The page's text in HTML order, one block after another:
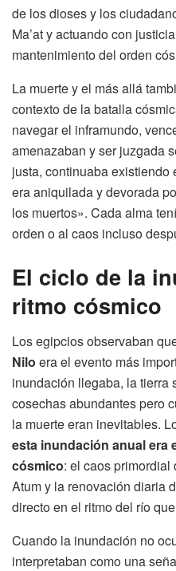
de los dioses y los
Ma’at y actuando con
mantenimiento del orden
La muerte y el más allá
contexto de la batalla
navegar el inframundo,
amenazaban y ser juzgada
justa, continuaba existiendo
era aniquilada y devorada
los muertos». Cada alma
orden o al caos incluso
El ciclo de la
ritmo cósmico
Los egipcios observaban
Nilo era el evento más
inundación llegaba, la tierra
cosechas abundantes pero
la muerte eran inevitables.
esta inundación anual era
cósmico: el caos
Atum y la renovación diaria
directo en el ritmo del río
Cuando la inundación no
interpretaban como una